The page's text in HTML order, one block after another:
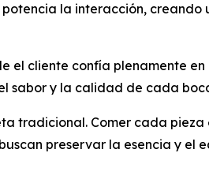
la interacción, creando
el cliente confía plenamente
sabor y la calidad de cada
tradicional. Comer cada
preservar la esencia y el